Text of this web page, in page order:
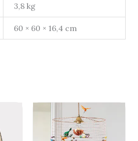
3,8 kg
60 × 60 × 16,4 cm